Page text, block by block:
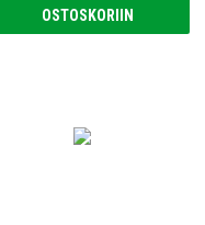
OSTOSKORIIN